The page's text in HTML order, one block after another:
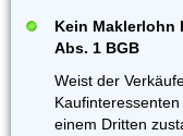
Kein Maklerlohn
Abs. 1 BGB
Weist der
einem Dritten